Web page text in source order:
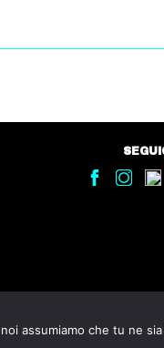
assumiamo che tu ne